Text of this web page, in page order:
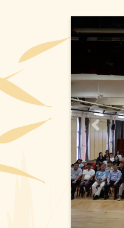
上一頁